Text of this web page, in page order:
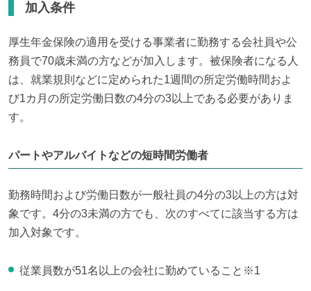
加入条件
厚生年金保険の適用を受ける事業者に勤務する会社員や公
務員で70歳未満の方などが加入します。被保険者になる人
は、就業規則などに定められた1週間の所定労働時間およ
び1カ月の所定労働日数の4分の3以上である必要がありま
す。
パートやアルバイトなどの短時間労働者
勤務時間および労働日数が一般社員の4分の3以上の方は対
象です。4分の3未満の方でも、次のすべてに該当する方は
加入対象です。
従業員数が51名以上の会社に勤めていること※1